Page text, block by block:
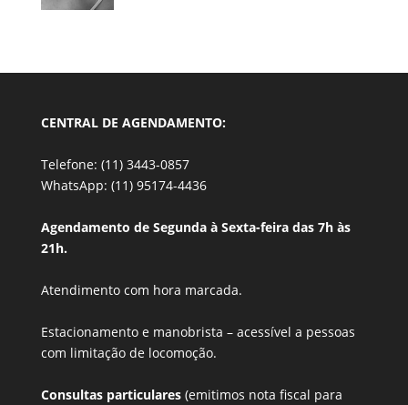
CENTRAL DE AGENDAMENTO:
Telefone: (11) 3443-0857
WhatsApp: (11) 95174-4436
Agendamento de Segunda à Sexta-feira das 7h às
21h.
Atendimento com hora marcada.
Estacionamento e manobrista – acessível a pessoas
com limitação de locomoção.
Consultas particulares (emitimos nota fiscal para